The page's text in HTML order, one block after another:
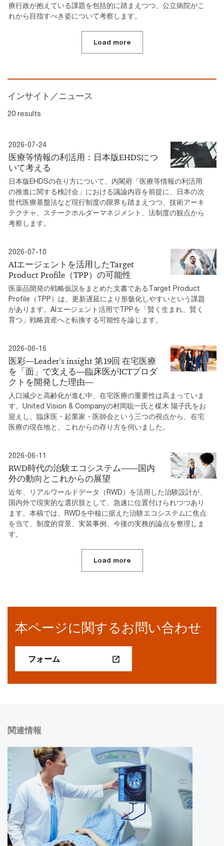
療行政が抱えている課題を包括的に踏まえつつ、公立病院がこ
れから目指すべき姿について考察します。
Load more
インサイト／ニュース
20 results
2026-07-24
医療等情報の利活用：日本版EHDSにつ
いて考える
日本版EHDSの在り方について、内閣府「医療等情報の利活用
の推進に関する検討会」における議論内容を前提に、日本の次
世代医療基盤法など現行制度の限界も踏まえつつ、技術アーキ
テクチャ、ステークホルダーマネジメント、法制度の観点から
考察します。
2026-07-10
AIエージェントを活用したTarget
Product Profile（TPP）の可能性
医薬品開発の戦略仮説をまとめた文書であるTarget Product
Profile（TPP）は、更新遅延により形骸化しやすいという課題
があります。AIエージェント活用でTPPを「賢く生まれ、賢く
育つ」戦略資産へと転換する可能性を論じます。
2026-06-16
医彩―Leader's insight 第19回 在宅医療
を「面」で支える―臨床医がICTプロダ
クトを開発した理由―
人口減少と高齢化が進む中、在宅医療の重要性は高まっていま
す。United Vision & Companyの村岡聡一氏と楳木 陽子氏をお
迎えし、臨床医・起業家・医師会という三つの視点から、在宅
医療の現在地と、これからの存り方を伺いました。
2026-06-11
RWD時代の治験エコシステム――国内
外の動向とこれからの展望
近年、リアルワールドデータ（RWD）を活用した治験設計が、
国内外で現実的な選択肢として、急速に位置付けられつつあり
ます。本稿では、RWDを中核に据えた治験エコシステムに焦点
を当て、制度的背景、実装事例、今後の実務的論点を整理しま
す。
Load more
本ページに関するお問い合わせ
フォーム
関連情報